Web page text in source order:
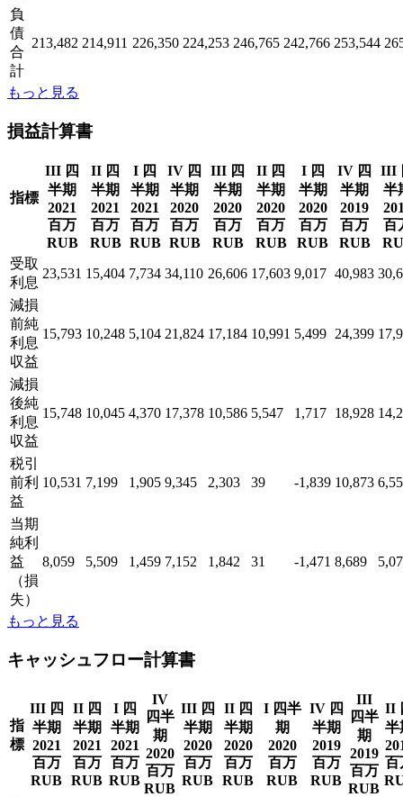
負
債
合
計
213,482 214,911 226,350 224,253 246,765 242,766 253,544
もっと見る
損益計算書
指標
III 四
半期
2021
百万
RUB
II 四
半期
2021
百万
RUB
I 四
半期
2021
百万
RUB
IV 四
半期
2020
百万
RUB
III 四
半期
2020
百万
RUB
II 四
半期
2020
百万
RUB
I 四
半期
2020
百万
RUB
IV 四
半期
2019
百万
RUB
III
半
百
受取
利息
23,531 15,404 7,734 34,110 26,606 17,603 9,017 40,983
減損
前純
利息
収益
15,793 10,248 5,104 21,824 17,184 10,991 5,499 24,399
減損
後純
利息
収益
15,748 10,045 4,370 17,378 10,586 5,547 1,717 18,928
税引
前利
益
10,531 7,199 1,905 9,345 2,303 39 -1,839 10,873
当期
純利
益
（損
失）
8,059 5,509 1,459 7,152 1,842 31 -1,471 8,689
もっと見る
キャッシュフロー計算書
指
標
III 四
半期
2021
百万
RUB
II 四
半期
2021
百万
RUB
I 四
半期
2021
百万
RUB
IV
四半
期
2020
百万
RUB
III 四
半期
2020
百万
RUB
II 四
半期
2020
百万
RUB
I 四半
期
2020
百万
RUB
IV 四
半期
2019
百万
RUB
III
四半
期
2019
百万
RUB
II
半
百